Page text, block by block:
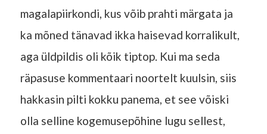
magalapiirkondi, kus võib prahti märgata ja
ka mõned tänavad ikka haisevad korralikult,
aga üldpildis oli kõik tiptop. Kui ma seda
räpasuse kommentaari noortelt kuulsin, siis
hakkasin pilti kokku panema, et see võiski
olla selline kogemusepõhine lugu sellest,